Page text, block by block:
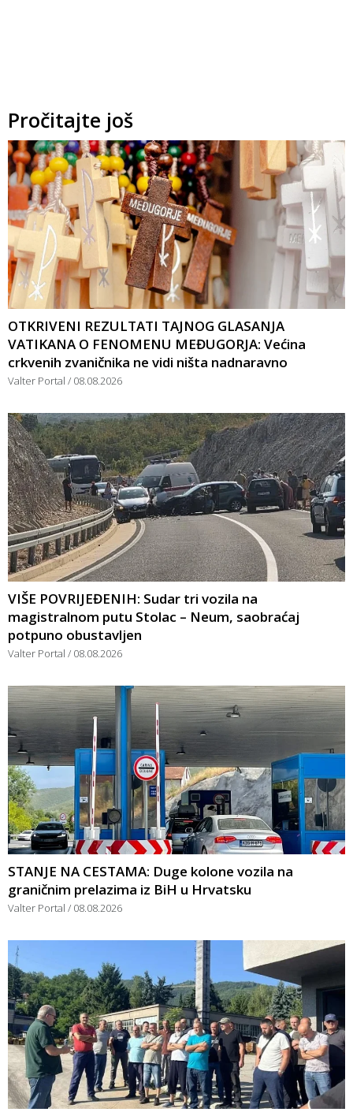
Pročitajte još
OTKRIVENI REZULTATI TAJNOG GLASANJA
VATIKANA O FENOMENU MEĐUGORJA: Većina
crkvenih zvaničnika ne vidi ništa nadnaravno
Valter Portal 08.08.2026
VIŠE POVRIJEĐENIH: Sudar tri vozila na
magistralnom putu Stolac – Neum, saobraćaj
potpuno obustavljen
Valter Portal 08.08.2026
STANJE NA CESTAMA: Duge kolone vozila na
graničnim prelazima iz BiH u Hrvatsku
Valter Portal 08.08.2026